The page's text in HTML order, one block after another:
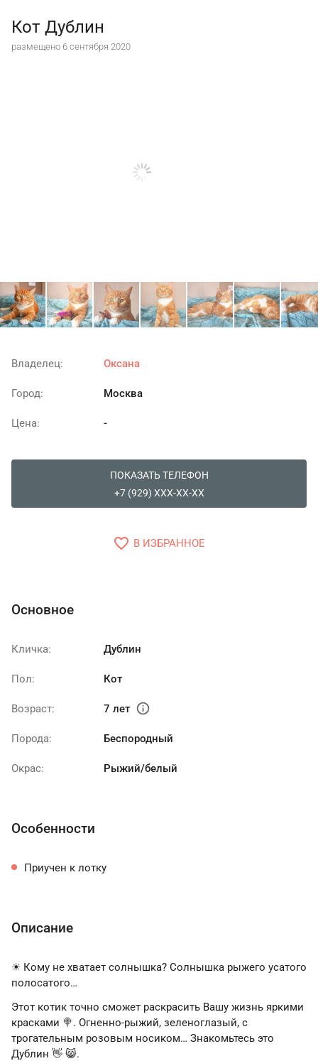
Кот Дублин
размещено 6 сентября 2020
Владелец: Оксана
Город: Москва
Цена: -
ПОКАЗАТЬ ТЕЛЕФОН
+7 (929) XXX-XX-XX
favorite_border В ИЗБРАННОЕ
Основное
Кличка: Дублин
Пол: Кот
Возраст: 7 лет info
Порода: Беспородный
Окрас: Рыжий/белый
Особенности
Приучен к лотку
Описание
☀ Кому не хватает солнышка? Солнышка рыжего усатого
полосатого…
Этот котик точно сможет раскрасить Вашу жизнь яркими
красками 🍭. Огненно-рыжий, зеленоглазый, с
трогательным розовым носиком… Знакомьтесь это
Дублин 👋 😸.